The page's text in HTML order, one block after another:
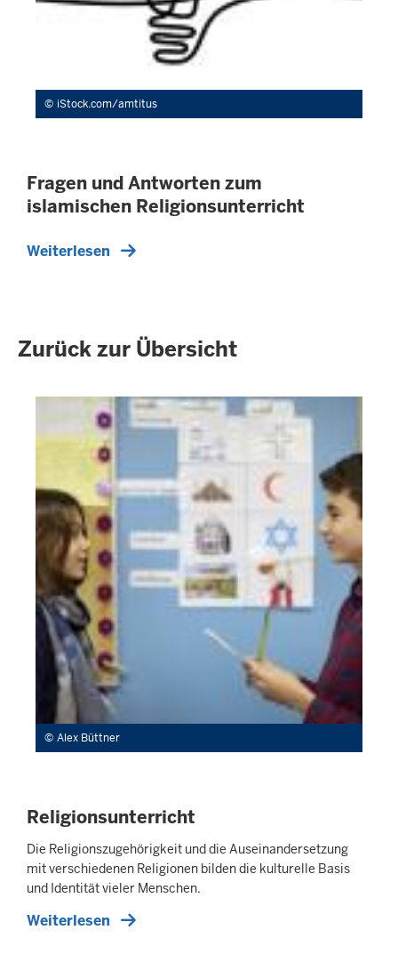
iStock.com/amtitus
Fragen und Antworten zum
islamischen Religionsunterricht
Weiterlesen
Zurück zur Übersicht
Alex Büttner
Religionsunterricht
Die Religionszugehörigkeit und die Auseinandersetzung
mit verschiedenen Religionen bilden die kulturelle Basis
und Identität vieler Menschen.
Weiterlesen